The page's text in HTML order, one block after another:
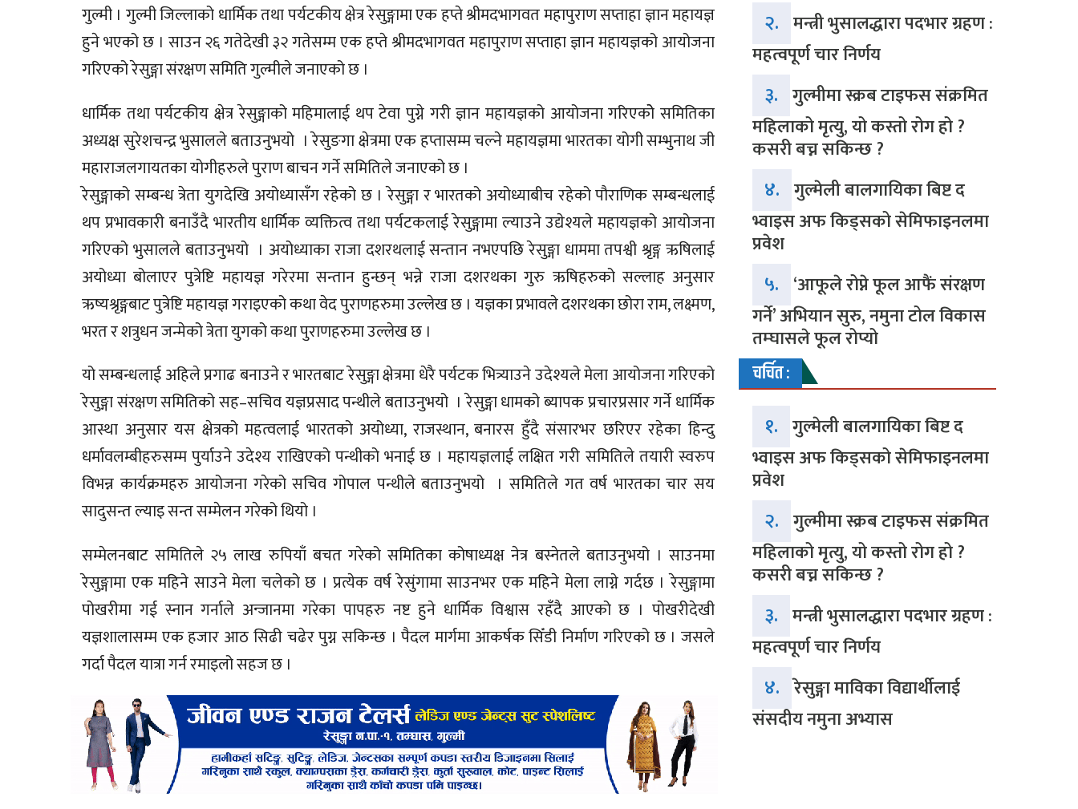
गुल्मी । गुल्मी जिल्लाको धार्मिक तथा पर्यटकीय क्षेत्र रेसुङ्गामा एक हप्ते श्रीमदभागवत महापुराण सप्ताहा ज्ञान महायज्ञ
हुने भएको छ । साउन २६ गतेदेखी ३२ गतेसम्म एक हप्ते श्रीमदभागवत महापुराण सप्ताहा ज्ञान महायज्ञको आयोजना
गरिएको रेसुङ्गा संरक्षण समिति गुल्मीले जनाएको छ ।
धार्मिक तथा पर्यटकीय क्षेत्र रेसुङ्गाको महिमालाई थप टेवा पुग्ने गरी ज्ञान महायज्ञको आयोजना गरिएकोे समितिका
अध्यक्ष सुरेशचन्द्र भुसालले बताउनुभयो । रेसुङगा क्षेत्रमा एक हप्तासम्म चल्ने महायज्ञमा भारतका योगी सम्भुनाथ जी
महाराजलगायतका योगीहरुले पुराण बाचन गर्ने समितिले जनाएको छ ।
रेसुङ्गाको सम्बन्ध त्रेता युगदेखि अयोध्यासँग रहेको छ । रेसुङ्गा र भारतको अयोध्याबीच रहेको पौराणिक सम्बन्धलाई
थप प्रभावकारी बनाउँदै भारतीय धार्मिक व्यक्तित्व तथा पर्यटकलाई रेसुङ्गामा ल्याउने उद्येश्यले महायज्ञको आयोजना
गरिएको भुसालले बताउनुभयो । अयोध्याका राजा दशरथलाई सन्तान नभएपछि रेसुङ्गा धाममा तपश्वी श्रृङ्ग ऋषिलाई
अयोध्या बोलाएर पुत्रेष्टि महायज्ञ गरेरमा सन्तान हुन्छन् भन्ने राजा दशरथका गुरु ऋषिहरुको सल्लाह अनुसार
ऋष्यश्रृङ्गबाट पुत्रेष्टि महायज्ञ गराइएको कथा वेद पुराणहरुमा उल्लेख छ । यज्ञका प्रभावले दशरथका छोरा राम, लक्ष्मण,
भरत र शत्रुधन जन्मेको त्रेता युगको कथा पुराणहरुमा उल्लेख छ ।
यो सम्बन्धलाई अहिले प्रगाढ बनाउने र भारतबाट रेसुङ्गा क्षेत्रमा धेरै पर्यटक भित्र्याउने उदेश्यले मेला आयोजना गरिएको
रेसुङ्गा संरक्षण समितिको सह–सचिव यज्ञप्रसाद पन्थीले बताउनुभयो । रेसुङ्गा धामको ब्यापक प्रचारप्रसार गर्ने धार्मिक
आस्था अनुसार यस क्षेत्रको महत्वलाई भारतको अयोध्या, राजस्थान, बनारस हुँदै संसारभर छरिएर रहेका हिन्दु
धर्मावलम्बीहरुसम्म पुर्याउने उदेश्य राखिएको पन्थीको भनाई छ । महायज्ञलाई लक्षित गरी समितिले तयारी स्वरुप
विभन्न कार्यक्रमहरु आयोजना गरेको सचिव गोपाल पन्थीले बताउनुभयो । समितिले गत वर्ष भारतका चार सय
सादुसन्त ल्याइ सन्त सम्मेलन गरेको थियो ।
सम्मेलनबाट समितिले २५ लाख रुपियाँ बचत गरेको समितिका कोषाध्यक्ष नेत्र बस्नेतले बताउनुभयो । साउनमा
रेसुङ्गामा एक महिने साउने मेला चलेको छ । प्रत्येक वर्ष रेसुंगामा साउनभर एक महिने मेला लाग्ने गर्दछ । रेसुङ्गामा
पोखरीमा गई स्नान गर्नाले अन्जानमा गरेका पापहरु नष्ट हुने धार्मिक विश्वास रहँदै आएको छ । पोखरीदेखी
यज्ञशालासम्म एक हजार आठ सिढी चढेर पुग्न सकिन्छ । पैदल मार्गमा आकर्षक सिँडी निर्माण गरिएको छ । जसले
गर्दा पैदल यात्रा गर्न रमाइलो सहज छ ।
२. मन्त्री भुसालद्धारा पदभार ग्रहण :
महत्वपूर्ण चार निर्णय
३. गुल्मीमा स्क्रब टाइफस संक्रमित
महिलाको मृत्यु, यो कस्तो रोग हो ?
कसरी बच्न सकिन्छ ?
४. गुल्मेली बालगायिका बिष्ट द
भ्वाइस अफ किड्सको सेमिफाइनलमा
प्रवेश
५. ‘आफूले रोप्ने फूल आफैं संरक्षण
गर्ने’ अभियान सुरु, नमुना टोल विकास
तम्घासले फूल रोप्यो
चर्चित :
१. गुल्मेली बालगायिका बिष्ट द
भ्वाइस अफ किड्सको सेमिफाइनलमा
प्रवेश
२. गुल्मीमा स्क्रब टाइफस संक्रमित
महिलाको मृत्यु, यो कस्तो रोग हो ?
कसरी बच्न सकिन्छ ?
३. मन्त्री भुसालद्धारा पदभार ग्रहण :
महत्वपूर्ण चार निर्णय
४. रेसुङ्गा माविका विद्यार्थीलाई
संसदीय नमुना अभ्यास